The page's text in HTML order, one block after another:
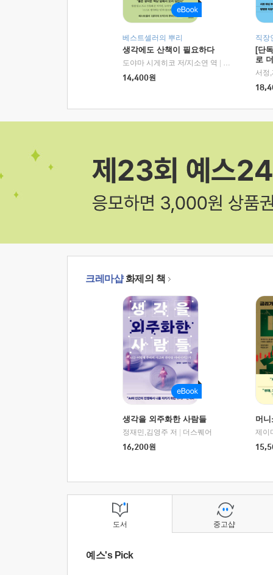
베스트셀러의 뿌리
생각에도 산책이 필요하다
도야마 시게히코 저/지소연 역
알에이치코리
14,400원
직장
[단
로
크레마샵화제의 책
생각을 외주화한 사람들
정재민,김영주 저
더스퀘어
16,200원
머
도서
예스's Pick
중고샵